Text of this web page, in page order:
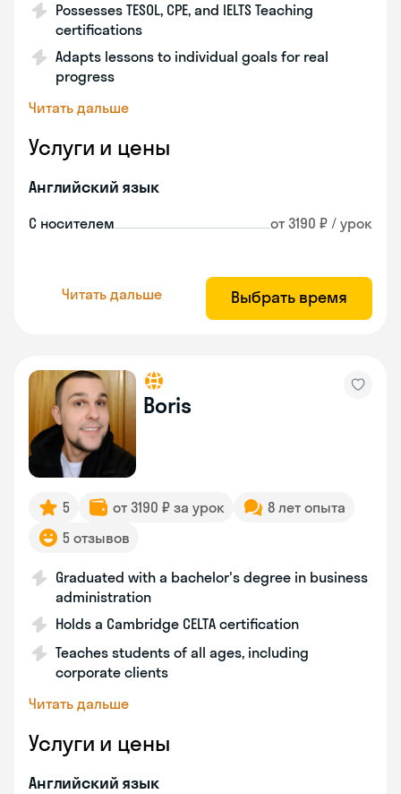
Possesses TESOL, CPE, and IELTS Teaching
certifications
Adapts lessons to individual goals for real
progress
Читать дальше
Услуги и цены
Английский язык
С носителем от 3190 ₽ / урок
Читать дальше Выбрать время
Boris
5 от 3190 ₽ за урок
8 лет опыта
5 отзывов
Graduated with a bachelor's degree in business
administration
Holds a Cambridge CELTA certification
Teaches students of all ages, including
corporate clients
Читать дальше
Услуги и цены
Английский язык